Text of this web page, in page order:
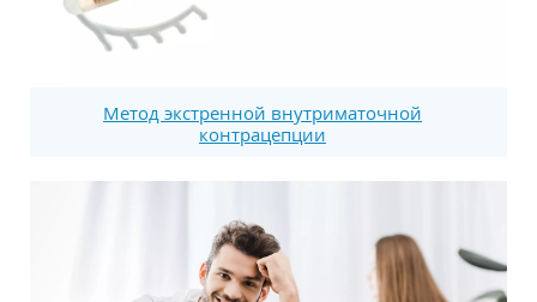
Метод экстренной внутриматочной
контрацепции